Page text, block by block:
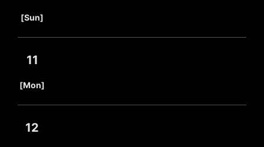
[Sun]
11
[Mon]
12